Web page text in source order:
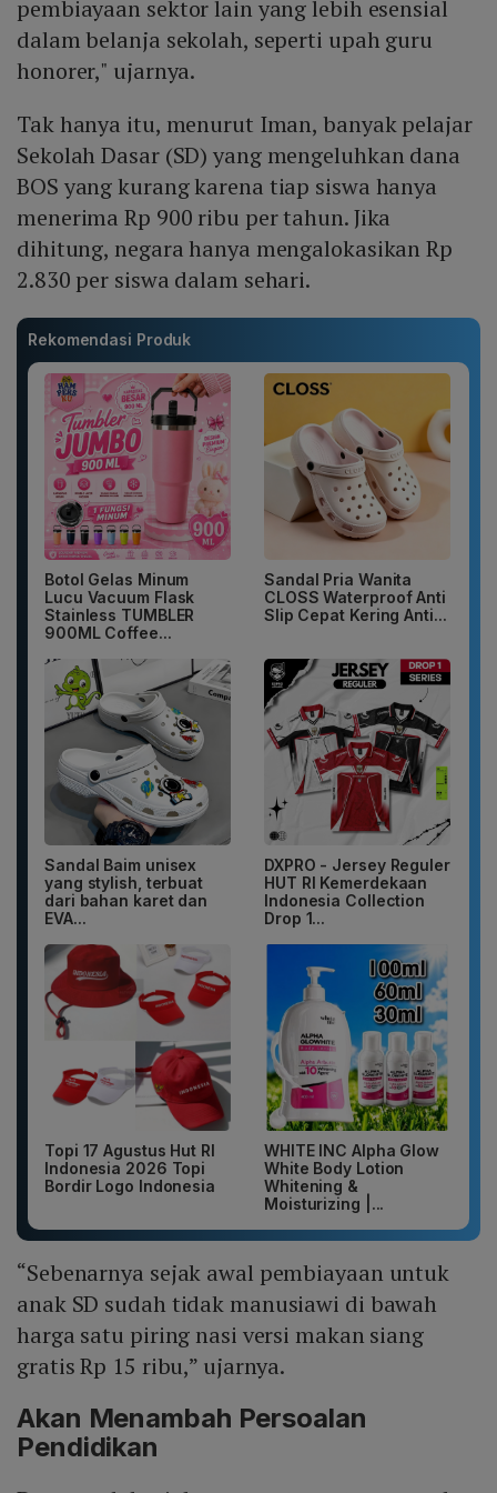
pembiayaan sektor lain yang lebih esensial
dalam belanja sekolah, seperti upah guru
honorer," ujarnya.
Tak hanya itu, menurut Iman, banyak pelajar
Sekolah Dasar (SD) yang mengeluhkan dana
BOS yang kurang karena tiap siswa hanya
menerima Rp 900 ribu per tahun. Jika
dihitung, negara hanya mengalokasikan Rp
2.830 per siswa dalam sehari.
Rekomendasi Produk
Botol Gelas Minum
Lucu Vacuum Flask
Stainless TUMBLER
900ML Coffee...
Sandal Pria Wanita
CLOSS Waterproof Anti
Slip Cepat Kering Anti...
Sandal Baim unisex
yang stylish, terbuat
dari bahan karet dan
EVA...
DXPRO - Jersey Reguler
HUT RI Kemerdekaan
Indonesia Collection
Drop 1...
Topi 17 Agustus Hut RI
Indonesia 2026 Topi
Bordir Logo Indonesia
WHITE INC Alpha Glow
White Body Lotion
Whitening &
Moisturizing |...
“Sebenarnya sejak awal pembiayaan untuk
anak SD sudah tidak manusiawi di bawah
harga satu piring nasi versi makan siang
gratis Rp 15 ribu,” ujarnya.
Akan Menambah Persoalan
Pendidikan